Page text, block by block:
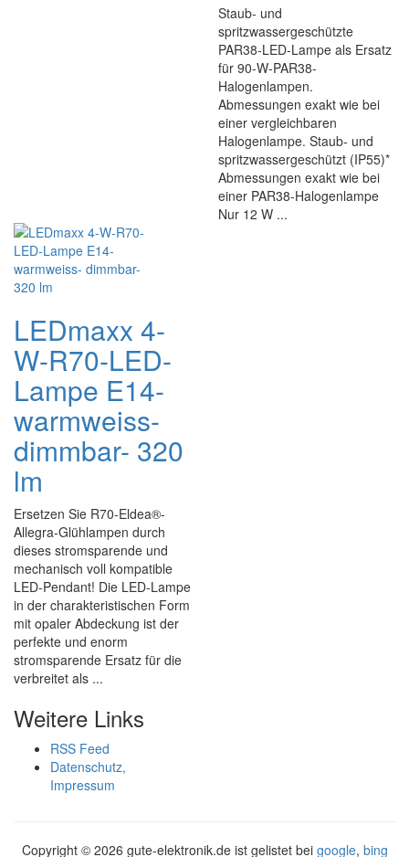
Staub- und
spritzwassergeschützte
PAR38-LED-Lampe als Ersatz
für 90-W-PAR38-
Halogenlampen.
Abmessungen exakt wie bei
einer vergleichbaren
Halogenlampe. Staub- und
spritzwassergeschützt (IP55)*
Abmessungen exakt wie bei
einer PAR38-Halogenlampe
Nur 12 W ...
LEDmaxx 4-
W-R70-LED-
Lampe E14-
warmweiss-
dimmbar- 320
lm
Ersetzen Sie R70-Eldea®-
Allegra-Glühlampen durch
dieses stromsparende und
mechanisch voll kompatible
LED-Pendant! Die LED-Lampe
in der charakteristischen Form
mit opaler Abdeckung ist der
perfekte und enorm
stromsparende Ersatz für die
verbreitet als ...
Weitere Links
RSS Feed
Datenschutz,
Impressum
Copyright © 2026 gute-elektronik.de ist gelistet bei google, bing